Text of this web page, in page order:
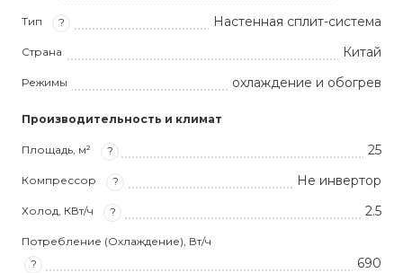
Тип ? Настенная сплит-система
Страна Китай
Режимы охлаждение и обогрев
Производительность и климат
Площадь, м² ? 25
Компрессор ? Не инвертор
Холод, КВт/ч ? 2.5
Потребление (Охлаждение), Вт/ч
?
690